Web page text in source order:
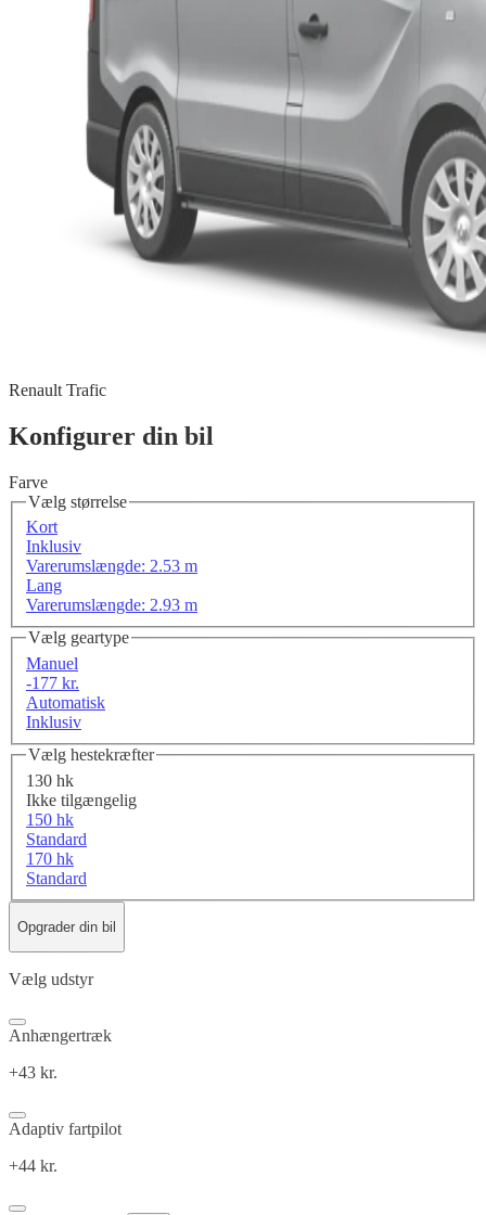
Renault Trafic
Konfigurer din bil
Farve
Vælg størrelse
Kort
Inklusiv
Varerumslængde: 2.53 m
Lang
Varerumslængde: 2.93 m
Vælg geartype
Manuel
-177 kr.
Automatisk
Inklusiv
Vælg hestekræfter
130 hk
Ikke tilgængelig
150 hk
Standard
170 hk
Standard
Opgrader din bil
Vælg udstyr
Anhængertræk
+43 kr.
Adaptiv fartpilot
+44 kr.